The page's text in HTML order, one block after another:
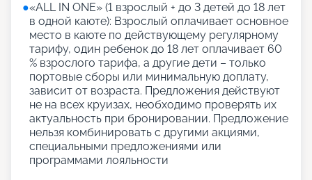
●«АLL IN ONE» (1 взрослый + до 3 детей до 18 лет
в одной каюте): Взрослый оплачивает основное
место в каюте по действующему регулярному
тарифу, один ребенок до 18 лет оплачивает 60
% взрослого тарифа, а другие дети – только
портовые сборы или минимальную доплату,
зависит от возраста. Предложения действуют
не на всех круизах, необходимо проверять их
актуальность при бронировании. Предложение
нельзя комбинировать с другими акциями,
специальными предложениями или
программами лояльности